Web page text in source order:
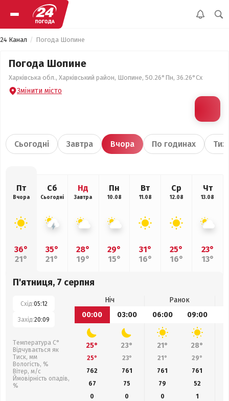
24 Канал Погода Шопине
Погода Шопине
Харківська обл., Харківський район, Шопине, 50.26°Пн, 36.26°Сх
Змінити місто
Сьогодні Завтра Вчора По годинах
Пт
Вчора
36°
21°
Сб
Сьогодні
35°
21°
Нд
Завтра
28°
19°
Пн
10.08
29°
15°
Вт
11.08
31°
16°
Ср
12.08
25°
16°
Чт
13.08
23°
13°
П'ятниця, 7 серпня
Схід:05:12
Захід:20:09
Температура С°
Відчувається як
Тиск, мм
Вологість, %
Вітер, м/с
Ймовірність опадів,
%
Ніч
Ранок
00:00
03:00 06:00 09:00
25° 23° 21° 28°
25° 23° 21° 29°
762
761 761 761
67
75 79
52
0
0 0
1